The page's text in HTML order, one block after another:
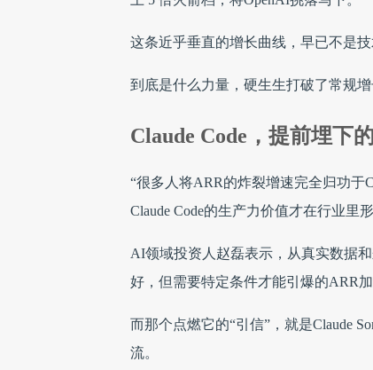
这条近乎垂直的增长曲线，早已不是
到底是什么力量，硬生生打破了常规
Claude Code，提前埋下
“很多人将ARR的炸裂增速完全归功于
Claude Code的生产力价值才在行业里
AI领域投资人赵磊表示，从真实数据
好，但需要特定条件才能引爆的ARR加
而那个点燃它的“引信”，就是Claude
流。